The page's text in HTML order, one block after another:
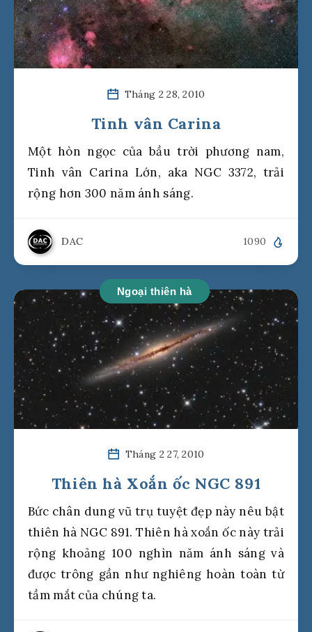
Tháng 2 28, 2010
Tinh vân Carina
Một hòn ngọc của bầu trời phương nam,
Tinh vân Carina Lớn, aka NGC 3372, trải
rộng hơn 300 năm ánh sáng.
DAC 1090
Ngoại thiên hà
Tháng 2 27, 2010
Thiên hà Xoắn ốc NGC 891
Bức chân dung vũ trụ tuyệt đẹp này nêu bật
thiên hà NGC 891. Thiên hà xoắn ốc này trải
rộng khoảng 100 nghìn năm ánh sáng và
được trông gần như nghiêng hoàn toàn từ
tầm mắt của chúng ta.